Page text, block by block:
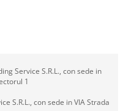
Service S.R.L., con sede in
1
S.R.L., con sede in VIA Strada